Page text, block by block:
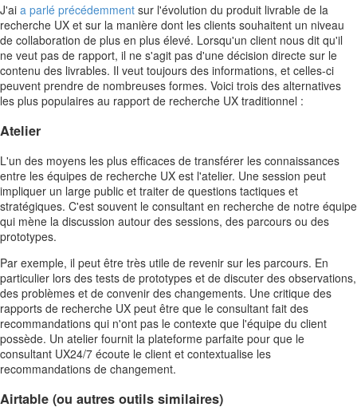
J'ai a parlé précédemment sur l'évolution du produit livrable de la
recherche UX et sur la manière dont les clients souhaitent un niveau
de collaboration de plus en plus élevé. Lorsqu'un client nous dit qu'il
ne veut pas de rapport, il ne s'agit pas d'une décision directe sur le
contenu des livrables. Il veut toujours des informations, et celles-ci
peuvent prendre de nombreuses formes. Voici trois des alternatives
les plus populaires au rapport de recherche UX traditionnel :
Atelier
L'un des moyens les plus efficaces de transférer les connaissances
entre les équipes de recherche UX est l'atelier. Une session peut
impliquer un large public et traiter de questions tactiques et
stratégiques. C'est souvent le consultant en recherche de notre équipe
qui mène la discussion autour des sessions, des parcours ou des
prototypes.
Par exemple, il peut être très utile de revenir sur les parcours. En
particulier lors des tests de prototypes et de discuter des observations,
des problèmes et de convenir des changements. Une critique des
rapports de recherche UX peut être que le consultant fait des
recommandations qui n'ont pas le contexte que l'équipe du client
possède. Un atelier fournit la plateforme parfaite pour que le
consultant UX24/7 écoute le client et contextualise les
recommandations de changement.
Airtable (ou autres outils similaires)